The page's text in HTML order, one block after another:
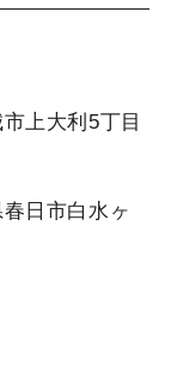
上大利5丁目
日市白水ヶ